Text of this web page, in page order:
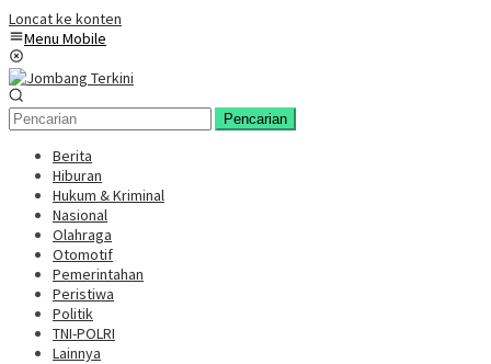
Loncat ke konten
Menu Mobile
Pencarian
Berita
Hiburan
Hukum & Kriminal
Nasional
Olahraga
Otomotif
Pemerintahan
Peristiwa
Politik
TNI-POLRI
Lainnya